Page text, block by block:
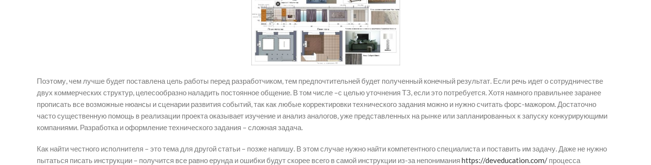
Поэтому, чем лучше будет поставлена цель работы перед разработчиком, тем предпочтительней будет полученный конечный результат. Если речь идет о сотрудничестве
двух коммерческих структур, целесообразно наладить постоянное общение. В том числе –с целью уточнения ТЗ, если это потребуется. Хотя намного правильнее заранее
прописать все возможные нюансы и сценарии развития событий, так как любые корректировки технического задания можно и нужно считать форс-мажором. Достаточно
часто существенную помощь в реализации проекта оказывает изучение и анализ аналогов, уже представленных на рынке или запланированных к запуску конкурирующими
компаниями. Разработка и оформление технического задания – сложная задача.
Как найти честного исполнителя – это тема для другой статьи – позже напишу. В этом случае нужно найти компетентного специалиста и поставить им задачу. Даже не нужно
пытаться писать инструкции – получится все равно ерунда и ошибки будут скорее всего в самой инструкции из-за непонимания https://deveducation.com/ процесса